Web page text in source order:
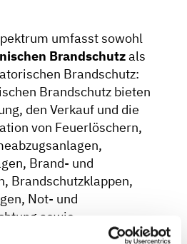
umfasst sowohl
Brandschutzals
Brandschutz:
Brandschutz bieten
den Verkauf und die
von Feuerlöschern,
Brand- und
Brandschutzklappen,
Not- und
sowie
an.